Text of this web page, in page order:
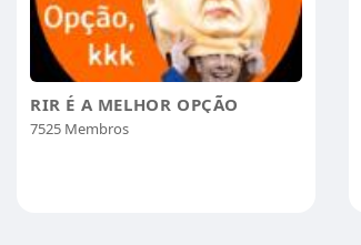
RIR É A MELHOR OPÇÃO
7525 Membros